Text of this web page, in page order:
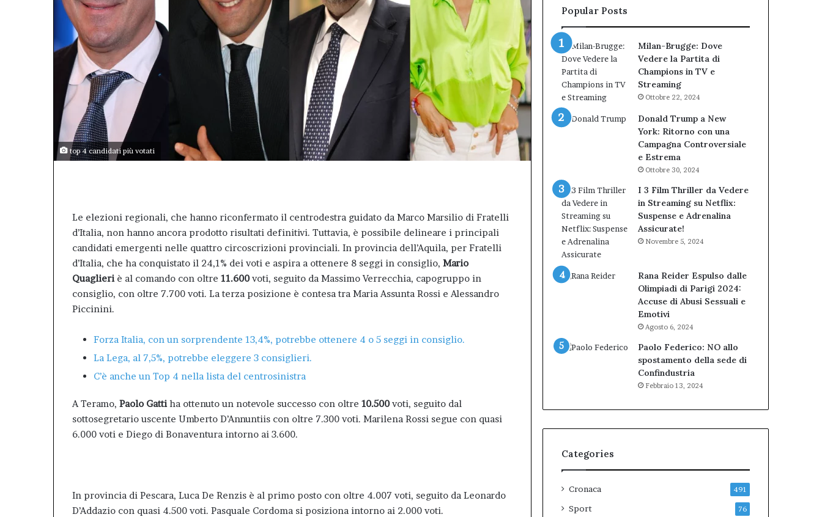
top 4 candidati più votati
Le elezioni regionali, che hanno riconfermato il centrodestra guidato da Marco Marsilio di Fratelli
d’Italia, non hanno ancora prodotto risultati definitivi. Tuttavia, è possibile delineare i principali
candidati emergenti nelle quattro circoscrizioni provinciali. In provincia dell’Aquila, per Fratelli
d’Italia, che ha conquistato il 24,1% dei voti e aspira a ottenere 8 seggi in consiglio, Mario
Quaglieri è al comando con oltre 11.600 voti, seguito da Massimo Verrecchia, capogruppo in
consiglio, con oltre 7.700 voti. La terza posizione è contesa tra Maria Assunta Rossi e Alessandro
Piccinini.
Forza Italia, con un sorprendente 13,4%, potrebbe ottenere 4 o 5 seggi in consiglio.
La Lega, al 7,5%, potrebbe eleggere 3 consiglieri.
C’è anche un Top 4 nella lista del centrosinistra
A Teramo, Paolo Gatti ha ottenuto un notevole successo con oltre 10.500 voti, seguito dal
sottosegretario uscente Umberto D’Annuntiis con oltre 7.300 voti. Marilena Rossi segue con quasi
6.000 voti e Diego di Bonaventura intorno ai 3.600.
In provincia di Pescara, Luca De Renzis è al primo posto con oltre 4.007 voti, seguito da Leonardo
D’Addazio con quasi 4.500 voti. Pasquale Cordoma si posiziona intorno ai 2.000 voti.
patrimonio
sala
gremita
di
Popular Posts
Milan-Brugge: Dove
Vedere la Partita di
Champions in TV e
Streaming
Ottobre 22, 2024
Donald Trump a New
York: Ritorno con una
Campagna Controversiale
e Estrema
Ottobre 30, 2024
I 3 Film Thriller da Vedere
in Streaming su Netflix:
Suspense e Adrenalina
Assicurate!
Novembre 5, 2024
Rana Reider Espulso dalle
Olimpiadi di Parigi 2024:
Accuse di Abusi Sessuali e
Emotivi
Agosto 6, 2024
Paolo Federico: NO allo
spostamento della sede di
Confindustria
Febbraio 13, 2024
Categories
Cronaca 491
Sport 76